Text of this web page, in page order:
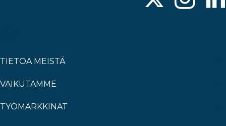
TIETOA MEISTÄ
VAIKUTAMME
TYÖMARKKINAT